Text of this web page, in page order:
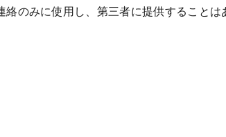
のみに使用し、第三者に提供することは